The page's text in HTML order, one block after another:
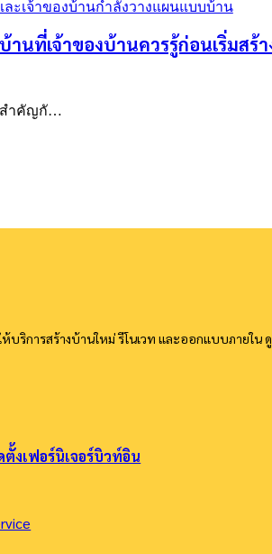
านที่เจ้าของบ้านควรรู้ก่อนเริ่มสร้า
สำคัญกั…
บริการสร้างบ้านใหม่ รีโนเวท และออกแบบภาย
งเฟอร์นิเจอร์บิวท์อิน